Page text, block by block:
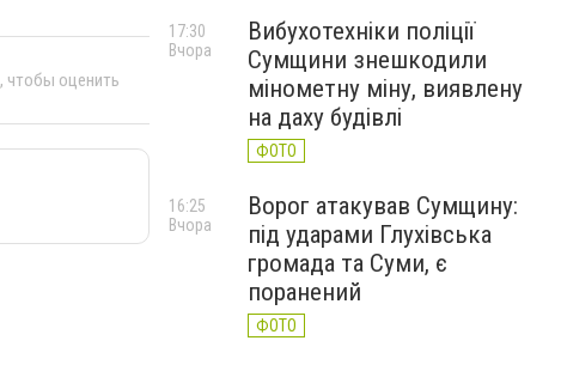
, чтобы оценить
Вибухотехніки поліції
Сумщини знешкодили
мінометну міну, виявлену
на даху будівлі
ФОТО
17:30
Вчора
Ворог атакував Сумщину:
під ударами Глухівська
громада та Суми, є
поранений
ФОТО
16:25
Вчора